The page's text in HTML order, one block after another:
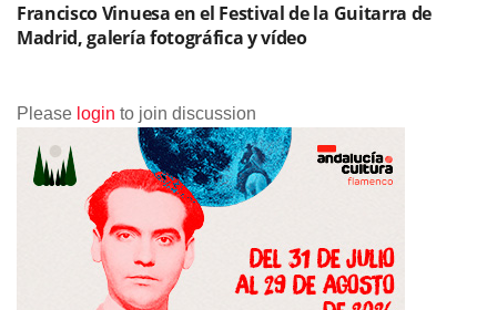
Francisco Vinuesa en el Festival de la Guitarra de
Madrid, galería fotográfica y vídeo
Please login to join discussion